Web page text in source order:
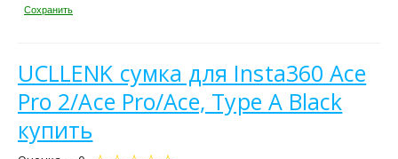
Сохранить
UCLLENK сумка для Insta360 Ace
Pro 2/Ace Pro/Ace, Type A Black
купить